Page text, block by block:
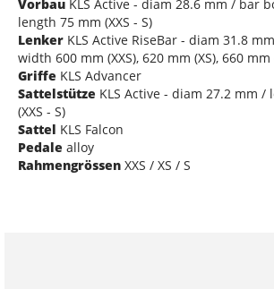
Vorbau KLS Active - diam 28.6 mm / bar
length 75 mm (XXS - S)
Lenker KLS Active RiseBar - diam 31.8
width 600 mm (XXS), 620 mm (XS), 660 mm
Griffe KLS Advancer
Sattelstütze KLS Active - diam 27.2 mm /
(XXS - S)
Sattel KLS Falcon
Pedale alloy
Rahmengrössen XXS / XS / S